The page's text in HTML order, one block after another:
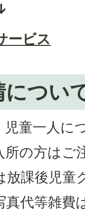
ービス
につい
児童一人に
所の方はご
放課後児童
真代等雑費